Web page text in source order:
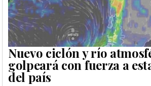
Nuevo ciclón y río
golpeará con fuerza a
del país